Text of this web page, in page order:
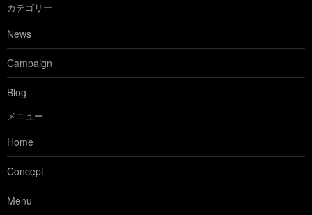
カテゴリー
News
Campaign
Blog
メニュー
Home
Concept
Menu